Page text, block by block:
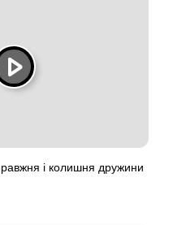
і колишня дружини